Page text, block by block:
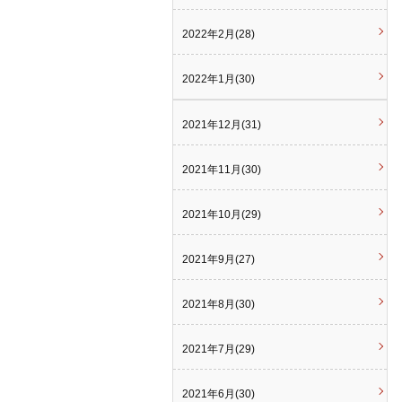
2022年2月(28)
2022年1月(30)
2021年12月(31)
2021年11月(30)
2021年10月(29)
2021年9月(27)
2021年8月(30)
2021年7月(29)
2021年6月(30)